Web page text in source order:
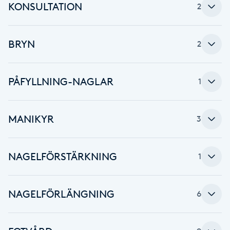
Balayage
Bambumassage
BIAB
Blowout
KONSULTATION 2
BRYN 2
PÅFYLLNING-NAGLAR 1
MANIKYR 3
NAGELFÖRSTÄRKNING 1
NAGELFÖRLÄNGNING 6